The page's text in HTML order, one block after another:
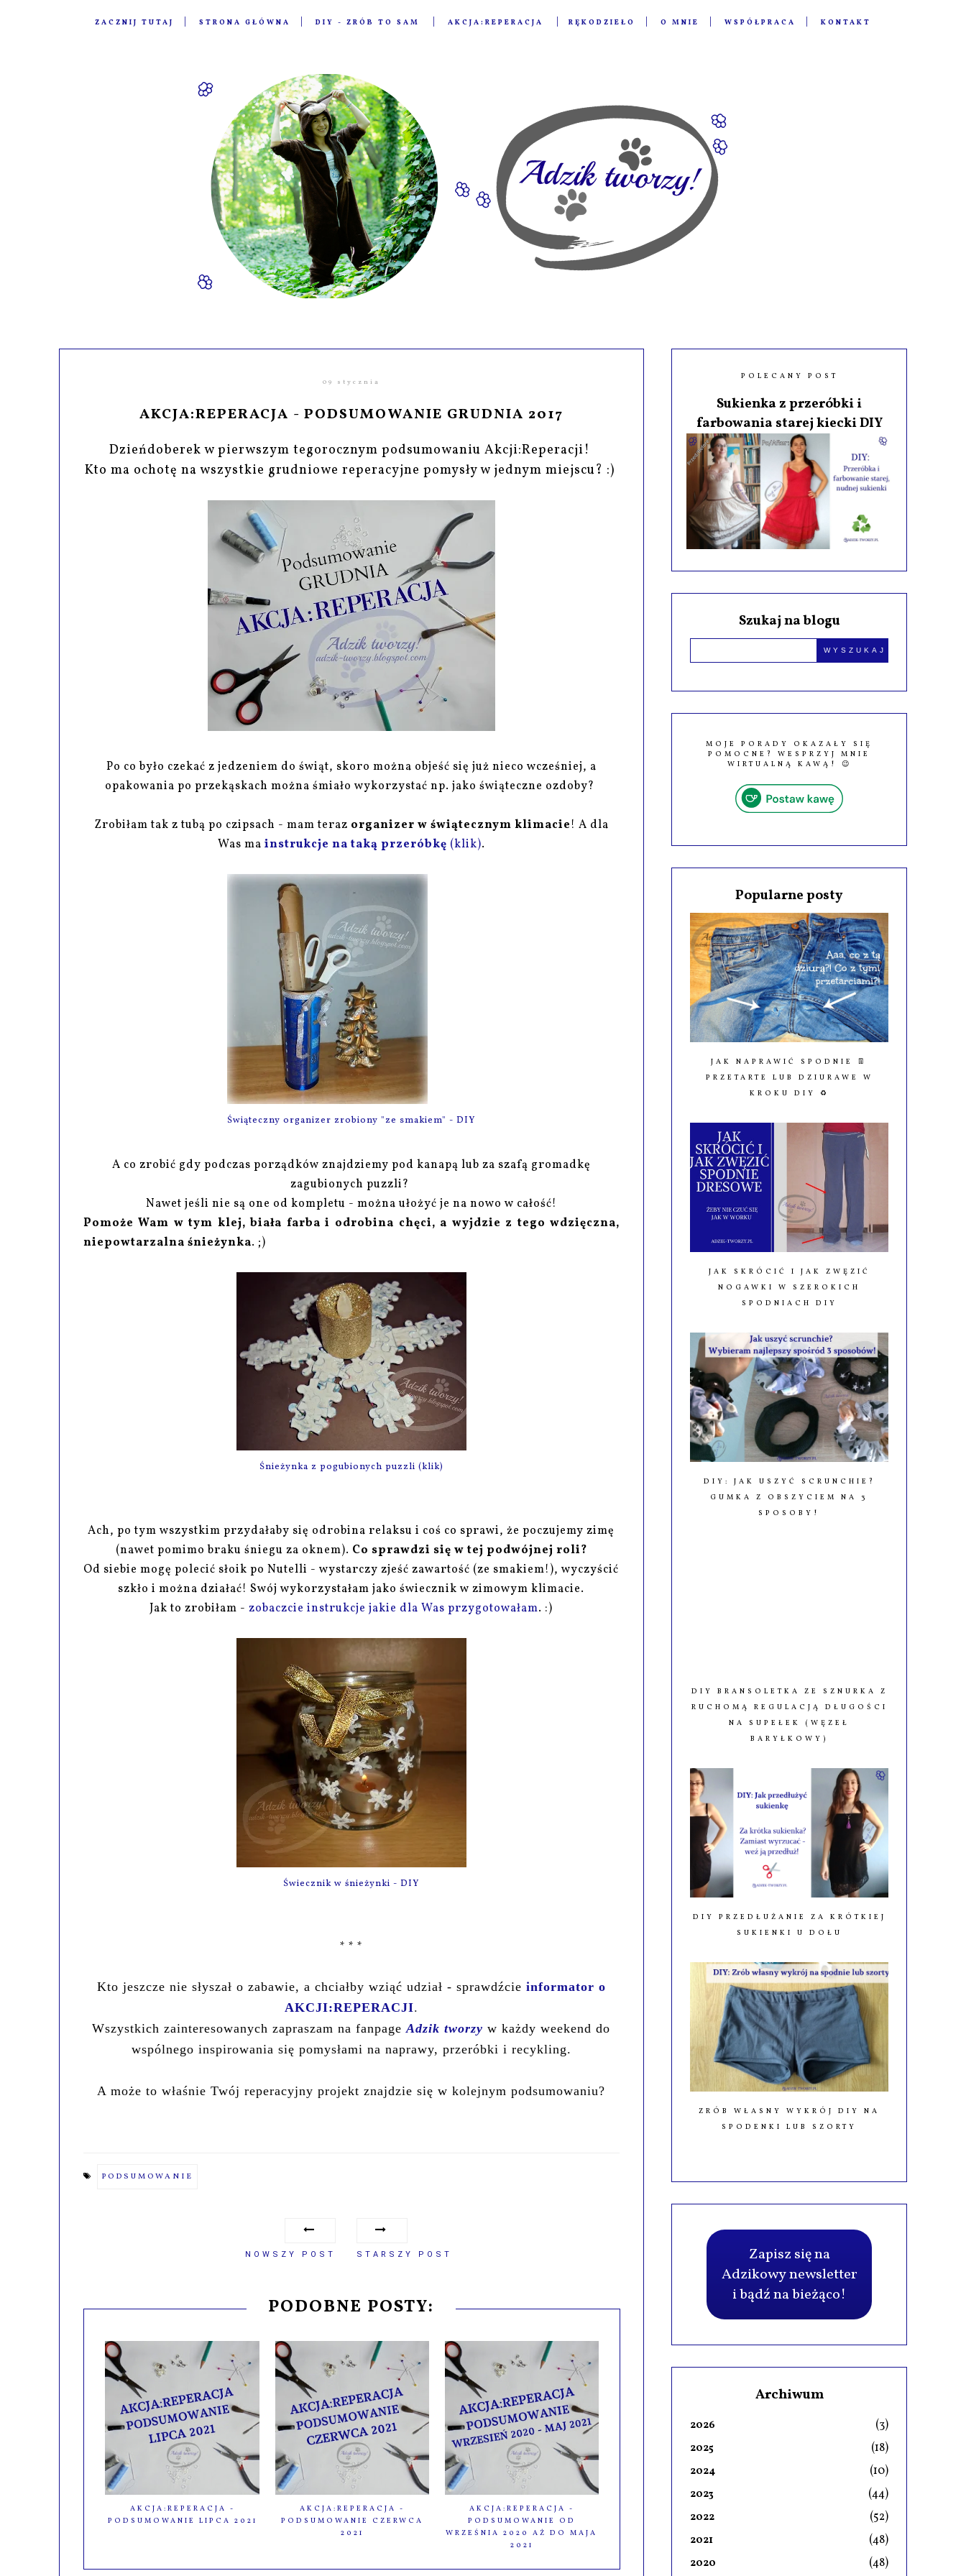
ZACZNIJ TUTAJ STRONA GŁÓWNA DIY - ZRÓB TO SAM AKCJA:REPERACJA RĘKODZIEŁO O MNIE WSPÓŁPRACA KONTAKT
09 stycznia
AKCJA:REPERACJA - PODSUMOWANIE GRUDNIA 2017
Dzieńdoberek w pierwszym tegorocznym podsumowaniu Akcji:Reperacji!
Kto ma ochotę na wszystkie grudniowe reperacyjne pomysły w jednym miejscu? :)
Po co było czekać z jedzeniem do świąt, skoro można objeść się już nieco wcześniej, a
opakowania po przekąskach można śmiało wykorzystać np. jako świąteczne ozdoby?
Zrobiłam tak z tubą po czipsach - mam teraz organizer w świątecznym klimacie! A dla
Was ma instrukcje na taką przeróbkę (klik).
Świąteczny organizer zrobiony "ze smakiem" - DIY
A co zrobić gdy podczas porządków znajdziemy pod kanapą lub za szafą gromadkę
zagubionych puzzli?
Nawet jeśli nie są one od kompletu - można ułożyć je na nowo w całość!
Pomoże Wam w tym klej, biała farba i odrobina chęci, a wyjdzie z tego wdzięczna,
niepowtarzalna śnieżynka. ;)
Śnieżynka z pogubionych puzzli (klik)
Ach, po tym wszystkim przydałaby się odrobina relaksu i coś co sprawi, że poczujemy zimę
(nawet pomimo braku śniegu za oknem). Co sprawdzi się w tej podwójnej roli?
Od siebie mogę polecić słoik po Nutelli - wystarczy zjeść zawartość (ze smakiem!), wyczyścić
szkło i można działać! Swój wykorzystałam jako świecznik w zimowym klimacie.
Jak to zrobiłam -zobaczcie instrukcje jakie dla Was przygotowałam. :)
Świecznik w śnieżynki - DIY
* * *
Kto jeszcze nie słyszał o zabawie, a chciałby wziąć udział - sprawdźcie informator o
AKCJI:REPERACJI.
Wszystkich zainteresowanych zapraszam na fanpageAdzik tworzy w każdy weekend do
wspólnego inspirowania się pomysłami na naprawy, przeróbki i recykling.
A może to właśnie Twój reperacyjny projekt znajdzie się w kolejnym podsumowaniu?
PODSUMOWANIE
NOWSZY POST STARSZY POST
PODOBNE POSTY:
AKCJA:REPERACJA -
PODSUMOWANIE LIPCA 2021
AKCJA:REPERACJA -
PODSUMOWANIE CZERWCA
2021
AKCJA:REPERACJA -
PODSUMOWANIE OD
WRZEŚNIA 2020 AŻ DO MAJA
2021
POLECANY POST
Sukienka z przeróbki i
farbowania starej kiecki DIY
Szukaj na blogu
MOJE PORADY OKAZAŁY SIĘ
POMOCNE? WESPRZYJ MNIE
WIRTUALNĄ KAWĄ! 😉
Popularne posty
JAK NAPRAWIĆ SPODNIE 👖
PRZETARTE LUB DZIURAWE W
KROKU DIY ♻️
JAK SKRÓCIĆ I JAK ZWĘZIĆ
NOGAWKI W SZEROKICH
SPODNIACH DIY
DIY: JAK USZYĆ SCRUNCHIE?
GUMKA Z OBSZYCIEM NA 3
SPOSOBY!
DIY BRANSOLETKA ZE SZNURKA Z
RUCHOMĄ REGULACJĄ DŁUGOŚCI
NA SUPEŁEK (WĘZEŁ
BARYŁKOWY)
DIY PRZEDŁUŻANIE ZA KRÓTKIEJ
SUKIENKI U DOŁU
ZRÓB WŁASNY WYKRÓJ DIY NA
SPODENKI LUB SZORTY
Zapisz się na
Adzikowy newsletter
i bądź na bieżąco!
Archiwum
2026 (3)
2025 (18)
2024 (10)
2023 (44)
2022 (52)
2021 (48)
2020 (48)